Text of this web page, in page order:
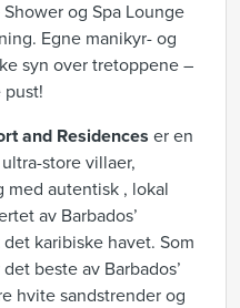
og Spa Lounge
Egne manikyr- og
syn over tretoppene –
pust!
and Residences er en
store villaer,
med autentisk , lokal
av Barbados’
karibiske havet. Som
beste av Barbados’
hvite sandstrender og